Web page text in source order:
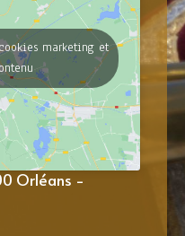
marketing et
Orléans -